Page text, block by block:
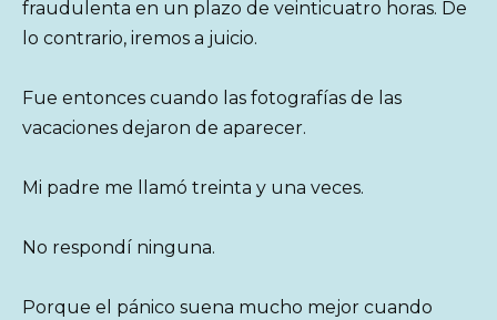
fraudulenta en un plazo de veinticuatro horas. De
lo contrario, iremos a juicio.
Fue entonces cuando las fotografías de las
vacaciones dejaron de aparecer.
Mi padre me llamó treinta y una veces.
No respondí ninguna.
Porque el pánico suena mucho mejor cuando